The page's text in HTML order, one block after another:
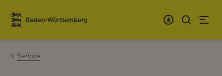
Zum Inhalt springen
Link zur Startseite
Service